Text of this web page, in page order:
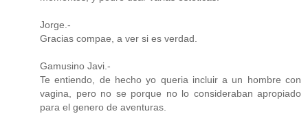
Jorge.-
Gracias compae, a ver si es verdad.
Gamusino Javi.-
Te entiendo, de hecho yo queria incluir a un hombre con
vagina, pero no se porque no lo consideraban apropiado
para el genero de aventuras.